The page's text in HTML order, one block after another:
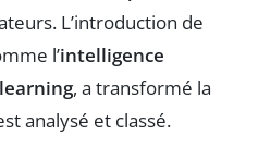
L’introduction de
l’intelligence
, a transformé la
analysé et classé.